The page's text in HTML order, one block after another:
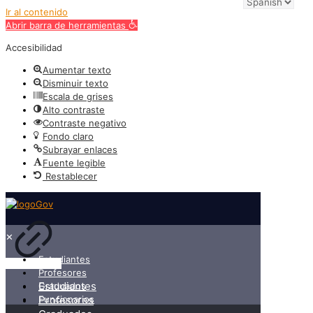
Ir al contenido
Abrir barra de herramientas
Accesibilidad
Aumentar texto
Disminuir texto
Escala de grises
Alto contraste
Contraste negativo
Fondo claro
Subrayar enlaces
Fuente legible
Restablecer
✕
Estudiantes
Profesores
Graduados
Funcionarios
Estudiantes
Profesores